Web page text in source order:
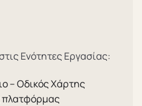
Ενότητες Εργασίας:
– Οδικός Χάρτης
πλατφόρμας